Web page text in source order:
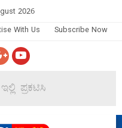
2026
With Us Subscribe Now